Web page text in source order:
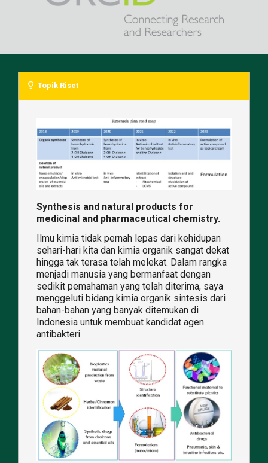
Topik Riset
Synthesis and natural products for
medicinal and pharmaceutical chemistry.
Ilmu kimia tidak pernah lepas dari kehidupan
sehari-hari kita dan kimia organik sangat dekat
hingga tak terasa telah melekat. Dalam rangka
menjadi manusia yang bermanfaat dengan
sedikit pemahaman yang telah diterima, saya
menggeluti bidang kimia organik sintesis dari
bahan-bahan yang banyak ditemukan di
Indonesia untuk membuat kandidat agen
antibakteri.